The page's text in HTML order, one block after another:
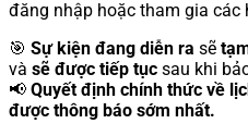
đăng nhập hoặc tham gia các
🎯 Sự kiện đang diễn ra sẽ
và sẽ được tiếp tục sau khi
📢 Quyết định chính thức về
được thông báo sớm nhất.